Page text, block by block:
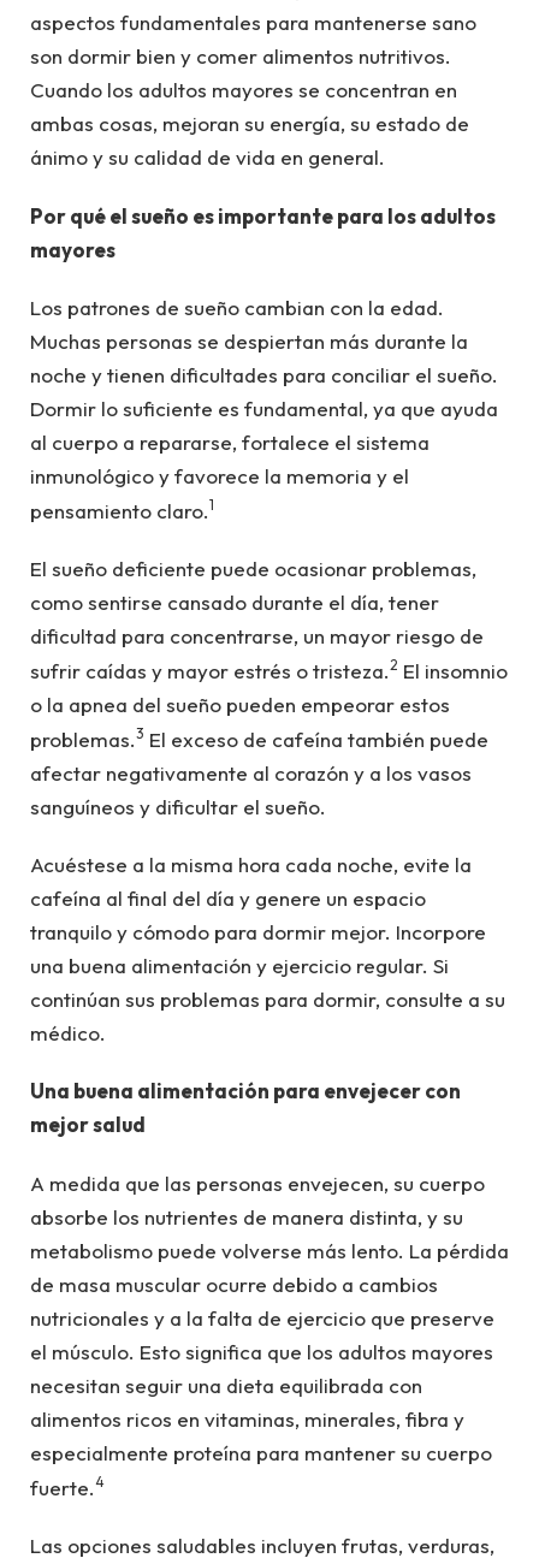
aspectos fundamentales para mantenerse sano
son dormir bien y comer alimentos nutritivos.
Cuando los adultos mayores se concentran en
ambas cosas, mejoran su energía, su estado de
ánimo y su calidad de vida en general.
Por qué el sueño es importante para los adultos
mayores
Los patrones de sueño cambian con la edad.
Muchas personas se despiertan más durante la
noche y tienen dificultades para conciliar el sueño.
Dormir lo suficiente es fundamental, ya que ayuda
al cuerpo a repararse, fortalece el sistema
inmunológico y favorece la memoria y el
pensamiento claro.1
El sueño deficiente puede ocasionar problemas,
como sentirse cansado durante el día, tener
dificultad para concentrarse, un mayor riesgo de
sufrir caídas y mayor estrés o tristeza.2 El insomnio
o la apnea del sueño pueden empeorar estos
problemas.3 El exceso de cafeína también puede
afectar negativamente al corazón y a los vasos
sanguíneos y dificultar el sueño.
Acuéstese a la misma hora cada noche, evite la
cafeína al final del día y genere un espacio
tranquilo y cómodo para dormir mejor. Incorpore
una buena alimentación y ejercicio regular. Si
continúan sus problemas para dormir, consulte a su
médico.
Una buena alimentación para envejecer con
mejor salud
A medida que las personas envejecen, su cuerpo
absorbe los nutrientes de manera distinta, y su
metabolismo puede volverse más lento. La pérdida
de masa muscular ocurre debido a cambios
nutricionales y a la falta de ejercicio que preserve
el músculo. Esto significa que los adultos mayores
necesitan seguir una dieta equilibrada con
alimentos ricos en vitaminas, minerales, fibra y
especialmente proteína para mantener su cuerpo
fuerte.4
Las opciones saludables incluyen frutas, verduras,